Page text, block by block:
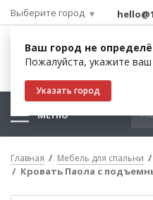
Выберите город
Ваш город не
Пожалуйста, укажите
Указать город
МЕНЮ
Главная Мебель для спальни
Кровать Паола с